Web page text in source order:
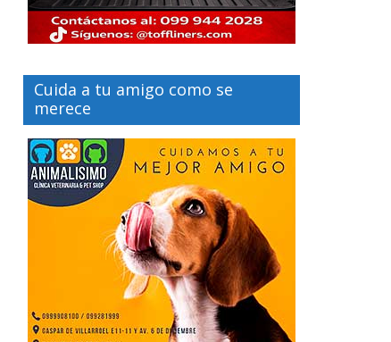
Cuida a tu amigo como se
merece